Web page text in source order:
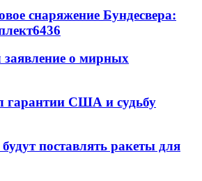
снаряжение Бундесвера:
6436
заявление о мирных
гарантии США и судьбу
поставлять ракеты для